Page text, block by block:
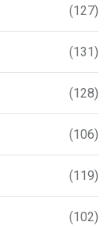
(127)
(131)
(128)
(106)
(119)
(102)